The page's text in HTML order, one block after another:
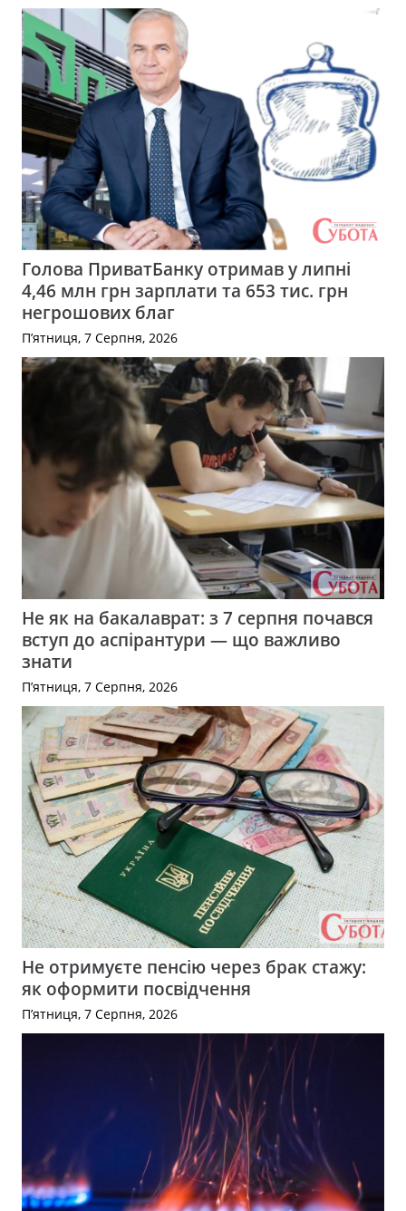
Голова ПриватБанку отримав у липні
4,46 млн грн зарплати та 653 тис. грн
негрошових благ
П’ятниця, 7 Серпня, 2026
Не як на бакалаврат: з 7 серпня почався
вступ до аспірантури — що важливо
знати
П’ятниця, 7 Серпня, 2026
Не отримуєте пенсію через брак стажу:
як оформити посвідчення
П’ятниця, 7 Серпня, 2026